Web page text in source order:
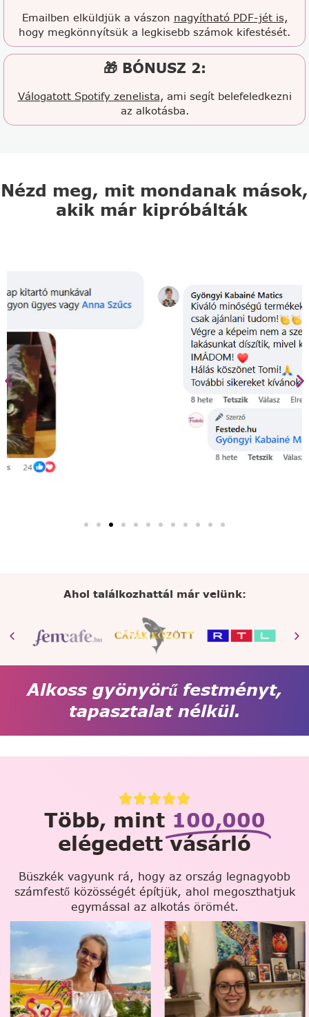
Emailben elküldjük a vászon nagyítható PDF-jét is,
hogy megkönnyítsük a legkisebb számok kifestését.
🎁 BÓNUSZ 2:
Válogatott Spotify zenelista, ami segít belefeledkezni
az alkotásba.
Nézd meg, mit mondanak mások,
akik már kipróbálták
Ahol találkozhattál már velünk:
Alkoss gyönyörű festményt,
tapasztalat nélkül.
Több, mint 100,000
elégedett vásárló
Büszkék vagyunk rá, hogy az ország legnagyobb
számfestő közösségét építjük, ahol megoszthatjuk
egymással az alkotás örömét.